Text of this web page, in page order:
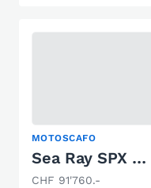
MOTOSCAFO
Sea Ray SPX 210 Europe
CHF 91'760.-